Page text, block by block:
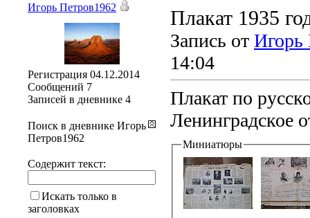
Плакат 1935
Запись от Игорь
14:04
Плакат по
Ленинградское
Миниатюры
Игорь Петров1962
Регистрация 04.12.2014
Сообщений 7
Записей в дневнике 4
Поиск в дневнике Игорь
Петров1962
Содержит текст:
Искать только в
заголовках